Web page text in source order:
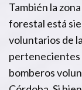
También la
forestal está
voluntarios de
pertenecientes
bomberos